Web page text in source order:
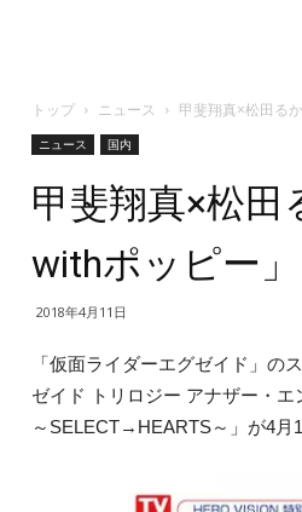
トップ ニュース 甲斐翔真×松田る
ニュース 国内
甲斐翔真×松
withポッピー
2018年4月11日
「仮面ライダーエグゼイド」の
ゼイド トリロジー アナザー・
～SELECT→HEARTS～」が4月